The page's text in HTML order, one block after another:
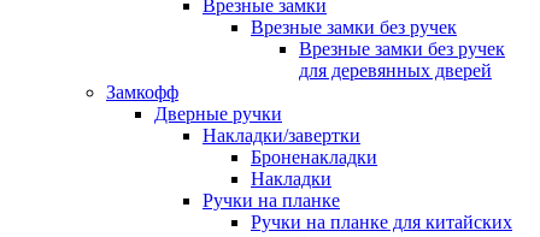
Врезные замки
Врезные замки без ручек
Врезные замки без ручек
для деревянных дверей
Замкофф
Дверные ручки
Накладки/завертки
Броненакладки
Накладки
Ручки на планке
Ручки на планке для китайских